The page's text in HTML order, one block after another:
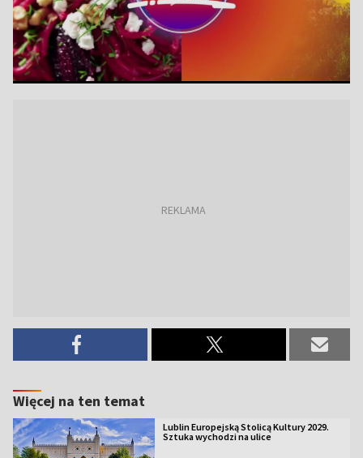
Więcej na ten temat
Lublin Europejską Stolicą Kultury 2029.
Sztuka wychodzi na ulice